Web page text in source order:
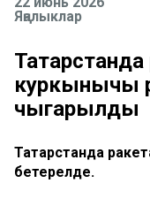
Яңалыклар
куркынычы
чыгарылды
Татарстанда
бетерелде.